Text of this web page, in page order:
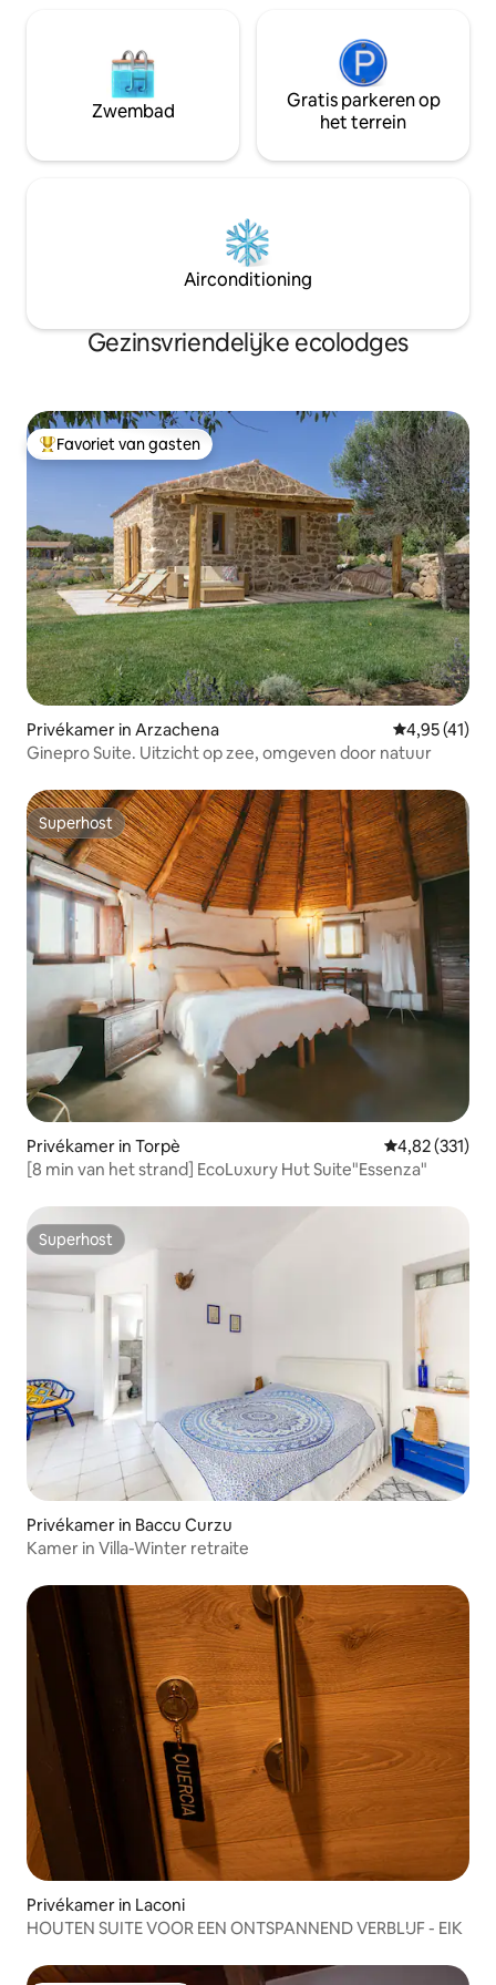
Zwembad
Gratis parkeren op
het terrein
Airconditioning
Gezinsvriendelijke ecolodges
Topfavoriet van gasten
Favoriet van gasten
Privékamer in Arzachena Gemiddelde
4,95 (41)
Ginepro Suite. Uitzicht op zee, omgeven door natuur
Superhost
Superhost
Privékamer in Torpè Gemiddelde
4,82 (331)
[8 min van het strand] EcoLuxury Hut Suite"Essenza"
Superhost
Superhost
Privékamer in Baccu Curzu
Kamer in Villa-Winter retraite
Privékamer in Laconi
HOUTEN SUITE VOOR EEN ONTSPANNEND VERBLIJF - EIK